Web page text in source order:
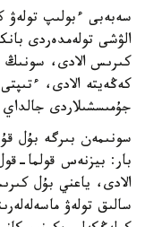
سەبەبى ءبولىپ تولەۋ
الۋشى تولەمدەردى
كىرىس الادى، سونىڭ
كەڭەيتە الادى،
جۇمىسشىلاردى جالداي
سونىمەن بىرگە بۇل
بار: بيزنەس قولما-
الادى، ياعني بۇل
سالىق تولەۋ